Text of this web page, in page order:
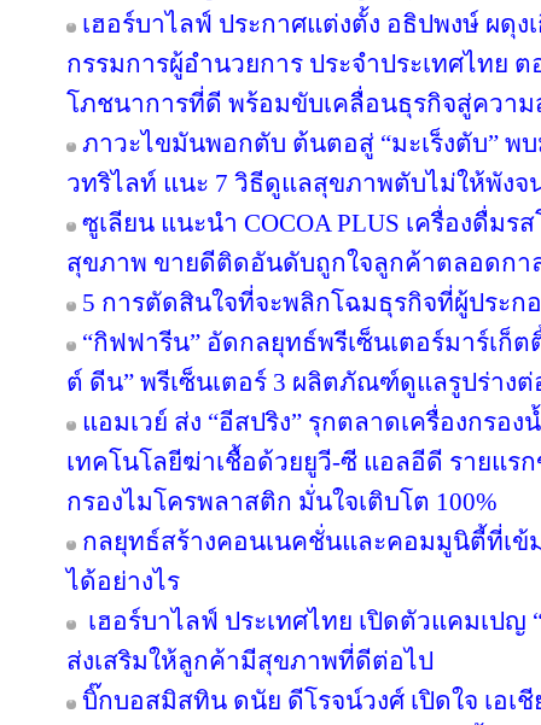
เฮอร์บาไลฟ์ ประกาศแต่งตั้ง อธิปพงษ์ ผดุง
กรรมการผู้อำนวยการ ประจำประเทศไทย
โภชนาการที่ดี พร้อมขับเคลื่อนธุรกิจสู่ความ
ภาวะไขมันพอกตับ ต้นตอสู่ “มะเร็งตับ” พ
วทริไลท์ แนะ 7 วิธีดูแลสุขภาพตับไม่ให้พังจ
ซูเลียน แนะนำ COCOA PLUS เครื่องดื่ม
สุขภาพ ขายดีติดอันดับถูกใจลูกค้าตลอดกา
5 การตัดสินใจที่จะพลิกโฉมธุรกิจที่ผู้ประ
“กิฟฟารีน” อัดกลยุทธ์พรีเซ็นเตอร์มาร์เก็
ต์ ดีน” พรีเซ็นเตอร์ 3 ผลิตภัณฑ์ดูแลรูปร่าง
แอมเวย์ ส่ง “อีสปริง” รุกตลาดเครื่องกรอ
เทคโนโลยีฆ่าเชื้อด้วยยูวี-ซี แอลอีดี รายแ
กรองไมโครพลาสติก มั่นใจเติบโต 100%
กลยุทธ์สร้างคอนเนคชั่นและคอมมูนิตี้ที่เข้
ได้อย่างไร
เฮอร์บาไลฟ์ ประเทศไทย เปิดตัวแคมเปญ
ส่งเสริมให้ลูกค้ามีสุขภาพที่ดีต่อไป
บิ๊กบอสมิสทิน ดนัย ดีโรจน์วงศ์ เปิดใจ เอเ